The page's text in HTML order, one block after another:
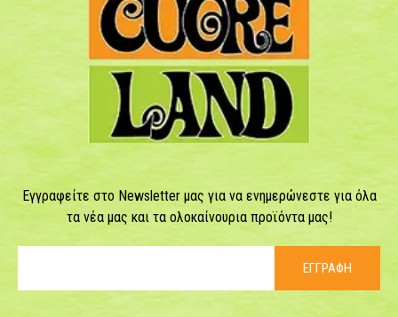
Εγγραφείτε στο Newsletter μας για να ενημερώνεστε για όλα
τα νέα μας και τα ολοκαίνουρια προϊόντα μας!
ΕΓΓΡΑΦΗ